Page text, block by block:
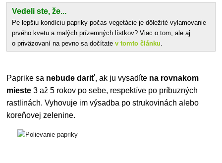
Vedeli ste, že...
Pe lepšiu kondíciu papriky počas vegetácie je dôležité vylamovanie
prvého kvetu a malých prízemných lístkov? Viac o tom, ale aj
o priväzovaní na pevno sa dočítatev tomto článku
Paprike sa nebude dariť, ak ju vysadíte na rovnakom
mieste3 až 5 rokov po sebe, respektíve po príbuzných
rastlinách. Vyhovuje im výsadba po strukovinách alebo
koreňovej zelenine.